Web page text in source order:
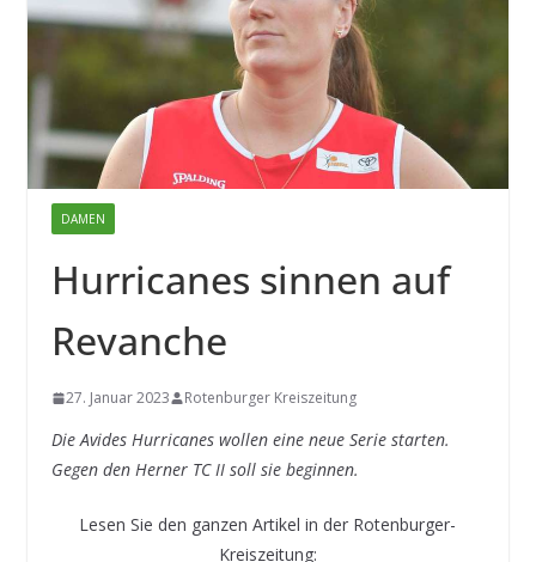
DAMEN
Hurricanes sinnen auf
Revanche
27. Januar 2023 Rotenburger Kreiszeitung
Die Avides Hurricanes wollen eine neue Serie starten.
Gegen den Herner TC II soll sie beginnen.
Lesen Sie den ganzen Artikel in der Rotenburger-
Kreiszeitung: